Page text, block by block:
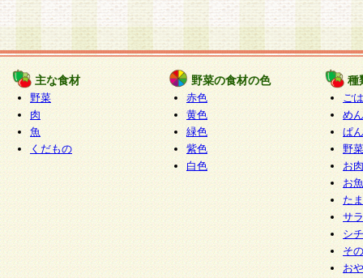
主な食材
野菜
肉
魚
くだもの
野菜の食材の色
赤色
黄色
緑色
紫色
白色
種
ご
めん
ぱん
野
お
お
た
サ
シ
そ
お